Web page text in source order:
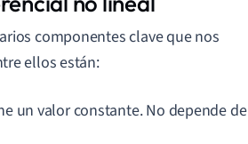
componentes clave que nos
ellos están:
un valor constante. No depende de